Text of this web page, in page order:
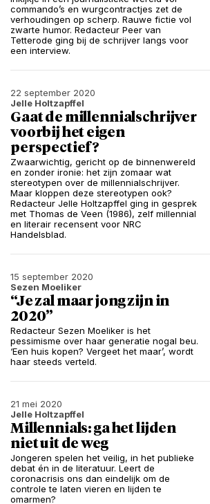
commando’s en wurgcontractjes zet de
verhoudingen op scherp. Rauwe fictie vol
zwarte humor. Redacteur Peer van
Tetterode ging bij de schrijver langs voor
een interview.
22 september 2020
Jelle Holtzapffel
Gaat de millennialschrijver
voorbij het eigen
perspectief?
Zwaarwichtig, gericht op de binnenwereld
en zonder ironie: het zijn zomaar wat
stereotypen over de millennialschrijver.
Maar kloppen deze stereotypen ook?
Redacteur Jelle Holtzapffel ging in gesprek
met Thomas de Veen (1986), zelf millennial
en literair recensent voor NRC
Handelsblad.
15 september 2020
Sezen Moeliker
“Je zal maar jong zijn in
2020”
Redacteur Sezen Moeliker is het
pessimisme over haar generatie nogal beu.
‘Een huis kopen? Vergeet het maar’, wordt
haar steeds verteld.
21 mei 2020
Jelle Holtzapffel
Millennials: ga het lijden
niet uit de weg
Jongeren spelen het veilig, in het publieke
debat én in de literatuur. Leert de
coronacrisis ons dan eindelijk om de
controle te laten vieren en lijden te
omarmen?